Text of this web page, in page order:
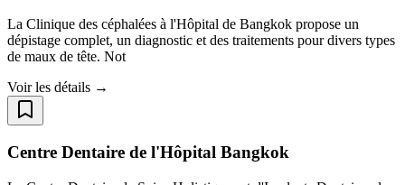
La Clinique des céphalées à l'Hôpital de Bangkok propose un
dépistage complet, un diagnostic et des traitements pour divers types
de maux de tête. Not
Voir les détails →
Centre Dentaire de l'Hôpital Bangkok